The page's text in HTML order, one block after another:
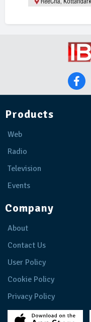
Products
Web
Radio
Television
Events
Company
About
Contact Us
User Policy
Cookie Policy
Privacy Policy